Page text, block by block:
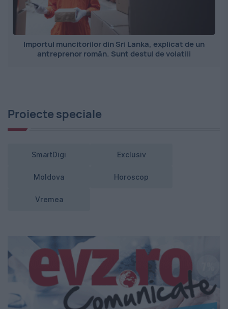
Importul muncitorilor din Sri Lanka, explicat de un
antreprenor român. Sunt destul de volatili
Proiecte speciale
SmartDigi Exclusiv
Moldova Horoscop
Vremea